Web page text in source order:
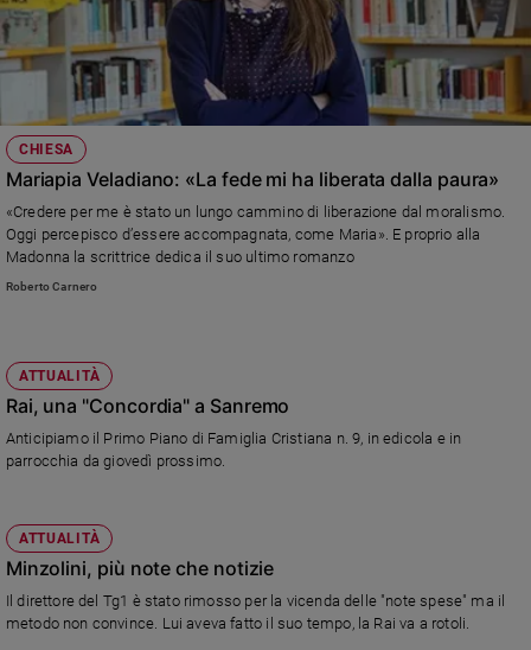
giustizia
Interviste
Papa
Papa
Chiesa
Chiesa
Santi
Devozione
e
fede
del
giorno
Santo
del
giorno
CHIESA
Mariapia Veladiano: «La fede mi ha liberata dalla paura»
«Credere per me è stato un lungo cammino di liberazione dal moralismo.
Oggi percepisco d’essere accompagnata, come Maria». E proprio alla
Madonna la scrittrice dedica il suo ultimo romanzo
Roberto Carnero
ATTUALITÀ
Rai, una "Concordia" a Sanremo
Anticipiamo il Primo Piano di Famiglia Cristiana n. 9, in edicola e in
parrocchia da giovedì prossimo.
ATTUALITÀ
Minzolini, più note che notizie
Il direttore del Tg1 è stato rimosso per la vicenda delle "note spese" ma il
metodo non convince. Lui aveva fatto il suo tempo, la Rai va a rotoli.